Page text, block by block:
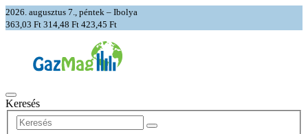
2026. augusztus 7., péntek – Ibolya
363,03 Ft 314,48 Ft 423,45 Ft
Keresés